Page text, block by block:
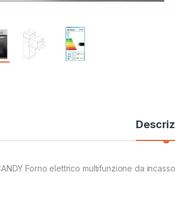
Forno elettrico multifunzione da